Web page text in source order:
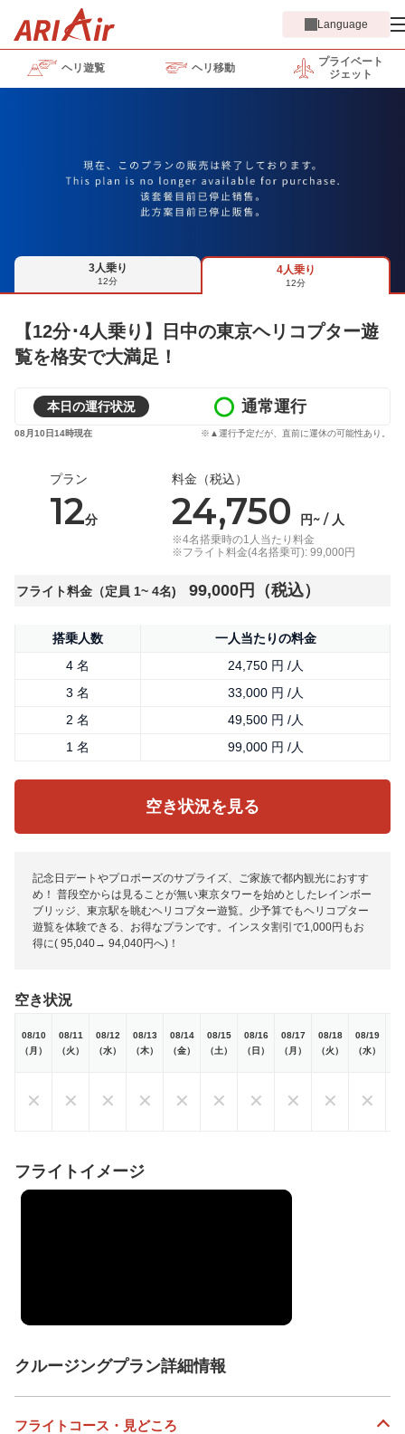
Language
ヘリ遊覧 ヘリ移動
プライベート
ジェット
3人乗り
12分
4人乗り
12分
【12分･4人乗り】日中の東京ヘリコプター遊
覧を格安で大満足！
本日の運行状況 通常運行
08月10日14時現在 ※▲運行予定だが、直前に運休の可能性あり。
記念日デートやプロポーズのサプライズ、ご家族で都内観光におすす
め！ 普段空からは見ることが無い東京タワーを始めとしたレインボー
ブリッジ、東京駅を眺むヘリコプター遊覧。少予算でもヘリコプター
遊覧を体験できる、お得なプランです。インスタ割引で1,000円もお
得に( 95,040→ 94,040円へ)！
空き状況
08/10
（月）
08/11
（火）
08/12
（水）
08/13
（木）
08/14
（金）
08/15
（土）
08/16
（日）
08/17
（月）
08/18
（火）
08/19
（水）
✕ ✕ ✕ ✕ ✕ ✕ ✕ ✕ ✕ ✕
プラン
12分
料金（税込）
24,750 円~ / 人
※4名搭乗時の1人当たり料金
※フライト料金(4名搭乗可): 99,000円
フライト料金（定員 1~ 4名) 99,000円（税込）
搭乗人数
一人当たりの料金
4 名
24,750 円 /人
3 名
33,000 円 /人
2 名
49,500 円 /人
1 名
99,000 円 /人
空き状況を見る
フライトイメージ
クルージングプラン詳細情報
フライトコース・見どころ